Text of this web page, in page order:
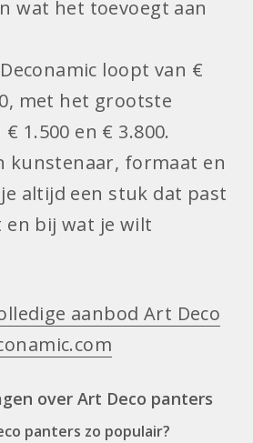
wat het toevoegt aan
loopt van €
met het grootste
1.500 en € 3.800.
kunstenaar, formaat en
altijd een stuk dat past
en bij wat je wilt
aanbod Art Deco
over Art Deco panters
panters zo populair?